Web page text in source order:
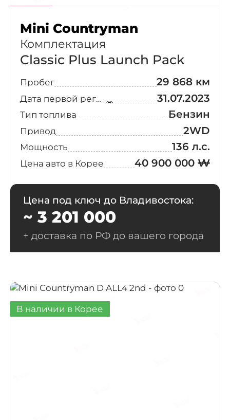
Mini Countryman
Комплектация
Classic Plus Launch Pack
Пробег 29 868 км
Дата первой регистрации 31.07.2023
Тип топлива Бензин
Привод 2WD
Мощность 136 л.с.
Цена авто в Корее 40 900 000 ₩
Цена под ключ до Владивостока:
~ 3 201 000
+ доставка по РФ до вашего города
В наличии в Корее